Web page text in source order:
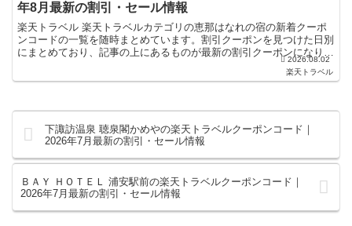
年8月最新の割引・セール情報
楽天トラベル 楽天トラベルカテゴリの恵那はなれの宿の新着クーポ
ンコードの一覧を随時まとめています。割引クーポンを見つけた日別
にまとめており、記事の上にあるものが最新の割引クーポンになりま
す。ホテル・旅館宿泊の予約などで使えるクーポンやセール...2026.08.02
楽天トラベル
下諏訪温泉 聴泉閣かめやの楽天トラベルクーポンコード｜
2026年7月最新の割引・セール情報
ＢＡＹ ＨＯＴＥＬ 浦安駅前の楽天トラベルクーポンコード｜
2026年7月最新の割引・セール情報